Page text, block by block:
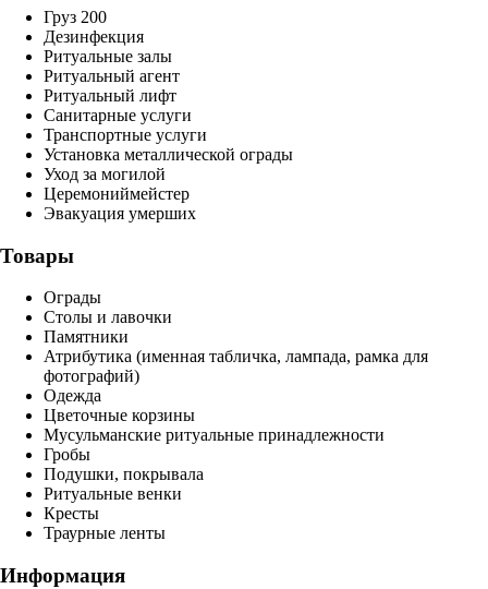
Груз 200
Дезинфекция
Ритуальные залы
Ритуальный агент
Ритуальный лифт
Санитарные услуги
Транспортные услуги
Установка металлической ограды
Уход за могилой
Церемониймейстер
Эвакуация умерших
Товары
Ограды
Столы и лавочки
Памятники
Атрибутика (именная табличка, лампада, рамка для
фотографий)
Одежда
Цветочные корзины
Мусульманские ритуальные принадлежности
Гробы
Подушки, покрывала
Ритуальные венки
Кресты
Траурные ленты
Информация